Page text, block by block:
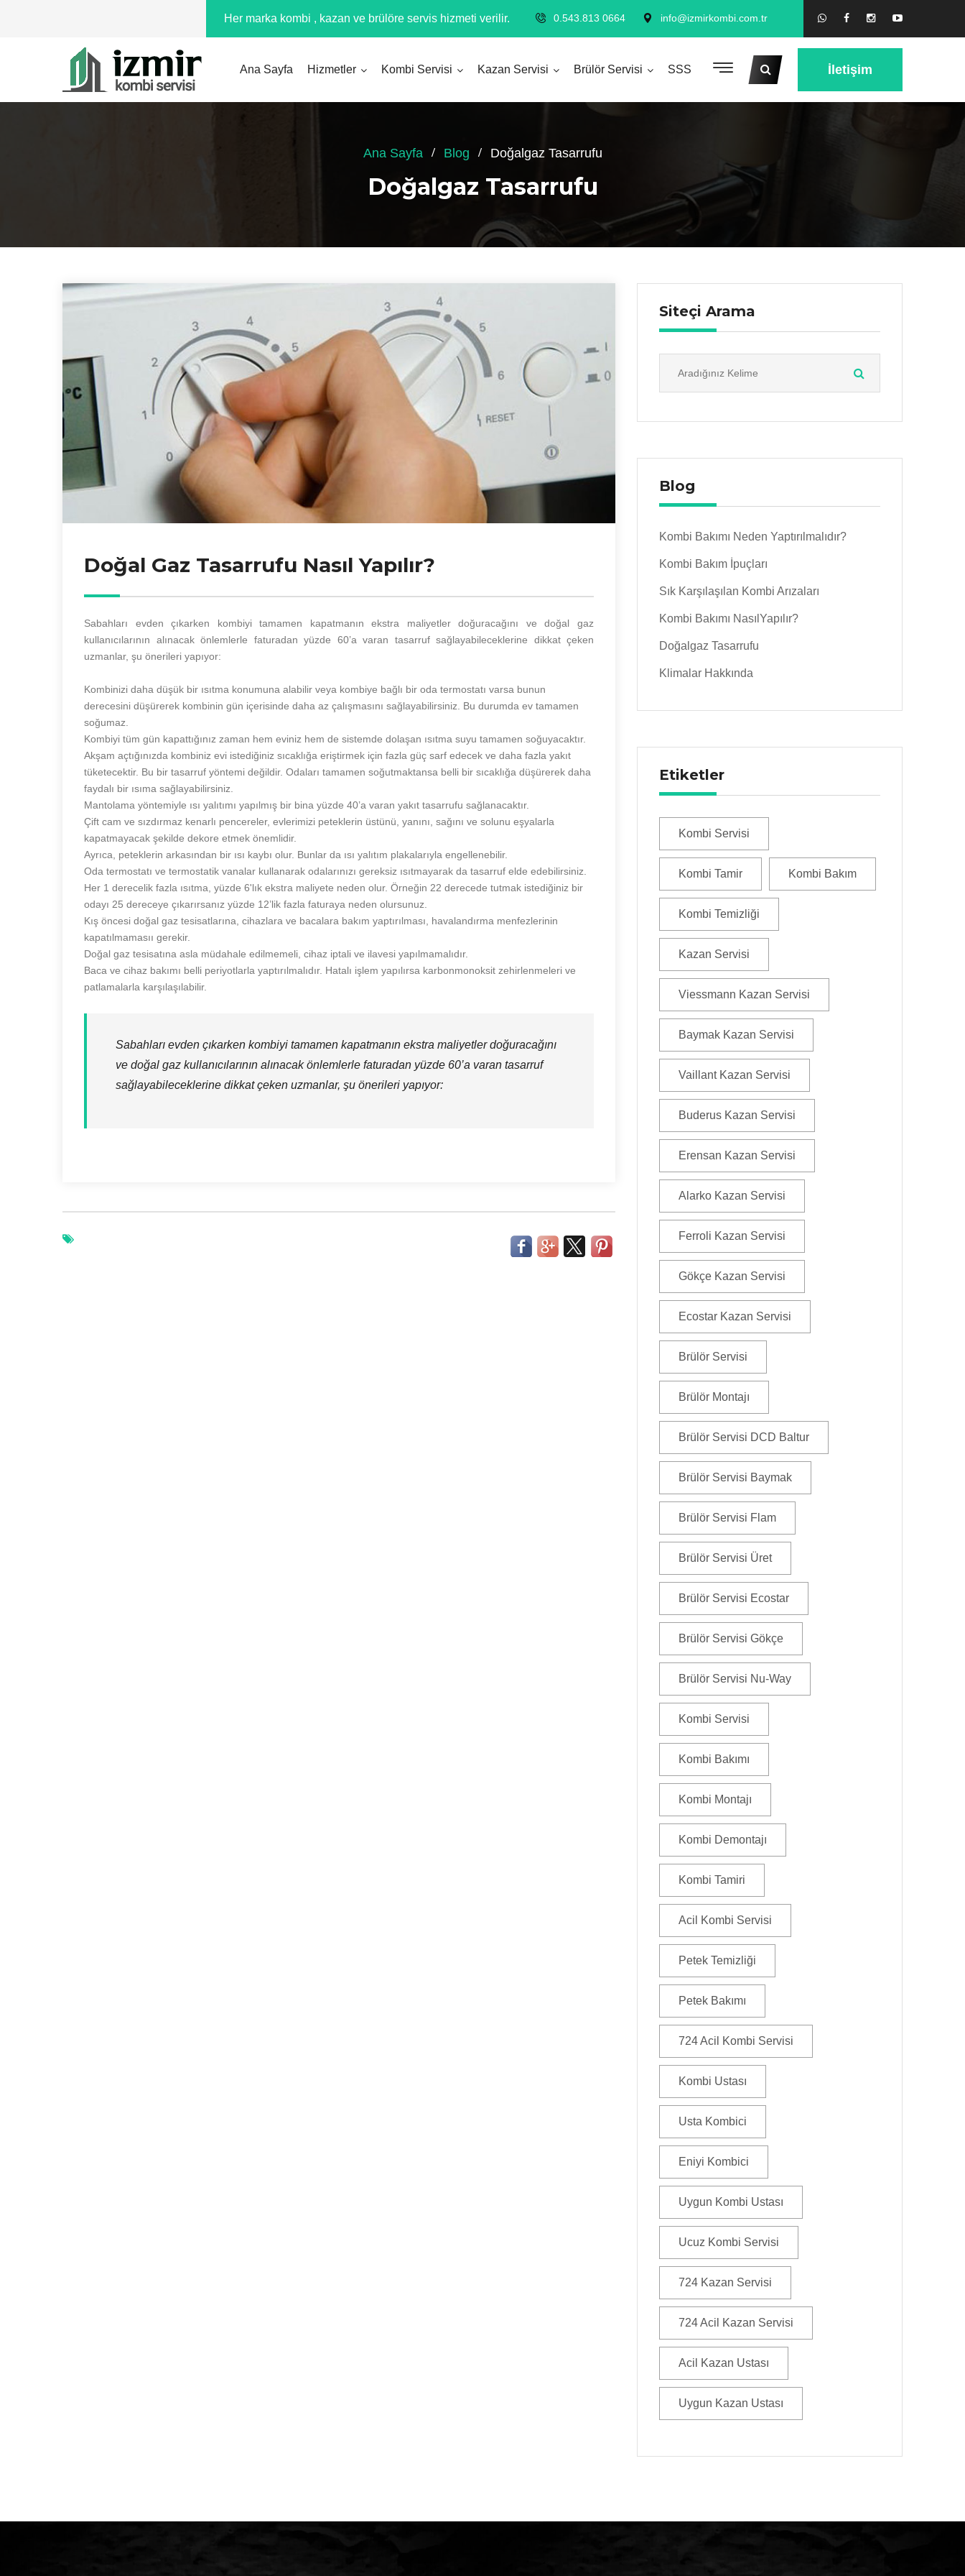
Her marka kombi , kazan ve brülöre servis hizmeti verilir. 0.543.813 0664 info@izmirkombi.com.tr
Ana Sayfa Hizmetler Kombi Servisi Kazan Servisi Brülör Servisi SSS İletişim
Ana Sayfa Blog Doğalgaz Tasarrufu
Doğalgaz Tasarrufu
Doğal Gaz Tasarrufu Nasıl Yapılır?
Sabahları evden çıkarken kombiyi tamamen kapatmanın ekstra maliyetler doğuracağını ve doğal gaz
kullanıcılarının alınacak önlemlerle faturadan yüzde 60’a varan tasarruf sağlayabileceklerine dikkat çeken
uzmanlar, şu önerileri yapıyor:
Kombinizi daha düşük bir ısıtma konumuna alabilir veya kombiye bağlı bir oda termostatı varsa bunun
derecesini düşürerek kombinin gün içerisinde daha az çalışmasını sağlayabilirsiniz. Bu durumda ev tamamen
soğumaz.
Kombiyi tüm gün kapattığınız zaman hem eviniz hem de sistemde dolaşan ısıtma suyu tamamen soğuyacaktır.
Akşam açtığınızda kombiniz evi istediğiniz sıcaklığa eriştirmek için fazla güç sarf edecek ve daha fazla yakıt
tüketecektir. Bu bir tasarruf yöntemi değildir. Odaları tamamen soğutmaktansa belli bir sıcaklığa düşürerek daha
faydalı bir ısıma sağlayabilirsiniz.
Mantolama yöntemiyle ısı yalıtımı yapılmış bir bina yüzde 40’a varan yakıt tasarrufu sağlanacaktır.
Çift cam ve sızdırmaz kenarlı pencereler, evlerimizi peteklerin üstünü, yanını, sağını ve solunu eşyalarla
kapatmayacak şekilde dekore etmek önemlidir.
Ayrıca, peteklerin arkasından bir ısı kaybı olur. Bunlar da ısı yalıtım plakalarıyla engellenebilir.
Oda termostatı ve termostatik vanalar kullanarak odalarınızı gereksiz ısıtmayarak da tasarruf elde edebilirsiniz.
Her 1 derecelik fazla ısıtma, yüzde 6'lık ekstra maliyete neden olur. Örneğin 22 derecede tutmak istediğiniz bir
odayı 25 dereceye çıkarırsanız yüzde 12’lik fazla faturaya neden olursunuz.
Kış öncesi doğal gaz tesisatlarına, cihazlara ve bacalara bakım yaptırılması, havalandırma menfezlerinin
kapatılmamasıı gerekir.
Doğal gaz tesisatına asla müdahale edilmemeli, cihaz iptali ve ilavesi yapılmamalıdır.
Baca ve cihaz bakımı belli periyotlarla yaptırılmalıdır. Hatalı işlem yapılırsa karbonmonoksit zehirlenmeleri ve
patlamalarla karşılaşılabilir.
Sabahları evden çıkarken kombiyi tamamen kapatmanın ekstra maliyetler doğuracağını
ve doğal gaz kullanıcılarının alınacak önlemlerle faturadan yüzde 60’a varan tasarruf
sağlayabileceklerine dikkat çeken uzmanlar, şu önerileri yapıyor:
Siteçi Arama
Blog
Kombi Bakımı Neden Yaptırılmalıdır?
Kombi Bakım İpuçları
Sık Karşılaşılan Kombi Arızaları
Kombi Bakımı NasılYapılır?
Doğalgaz Tasarrufu
Klimalar Hakkında
Etiketler
Kombi Servisi
Kombi Tamir Kombi Bakım
Kombi Temizliği
Kazan Servisi
Viessmann Kazan Servisi
Baymak Kazan Servisi
Vaillant Kazan Servisi
Buderus Kazan Servisi
Erensan Kazan Servisi
Alarko Kazan Servisi
Ferroli Kazan Servisi
Gökçe Kazan Servisi
Ecostar Kazan Servisi
Brülör Servisi
Brülör Montajı
Brülör Servisi DCD Baltur
Brülör Servisi Baymak
Brülör Servisi Flam
Brülör Servisi Üret
Brülör Servisi Ecostar
Brülör Servisi Gökçe
Brülör Servisi Nu-Way
Kombi Servisi
Kombi Bakımı
Kombi Montajı
Kombi Demontajı
Kombi Tamiri
Acil Kombi Servisi
Petek Temizliği
Petek Bakımı
724 Acil Kombi Servisi
Kombi Ustası
Usta Kombici
Eniyi Kombici
Uygun Kombi Ustası
Ucuz Kombi Servisi
724 Kazan Servisi
724 Acil Kazan Servisi
Acil Kazan Ustası
Uygun Kazan Ustası